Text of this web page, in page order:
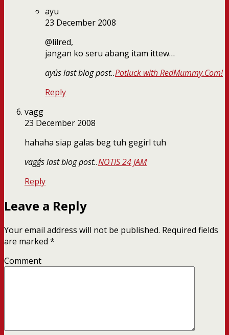
ayu
23 December 2008
@lilred,
jangan ko seru abang itam ittew…
ayu´s last blog post..Potluck with RedMummy.Com!
Reply
vagg
23 December 2008
hahaha siap galas beg tuh gegirl tuh
vagg´s last blog post..NOTIS 24 JAM
Reply
Leave a Reply
Your email address will not be published. Required fields
are marked *
Comment